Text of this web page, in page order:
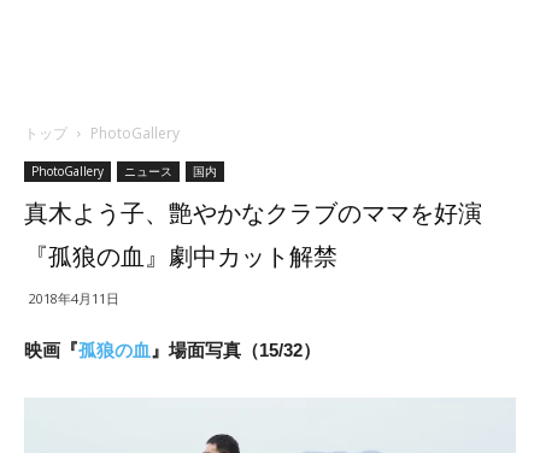
トップ PhotoGallery
PhotoGallery ニュース 国内
真木よう子、艶やかなクラブのママを好演
『孤狼の血』劇中カット解禁
2018年4月11日
映画『孤狼の血 』場面写真（15/32）